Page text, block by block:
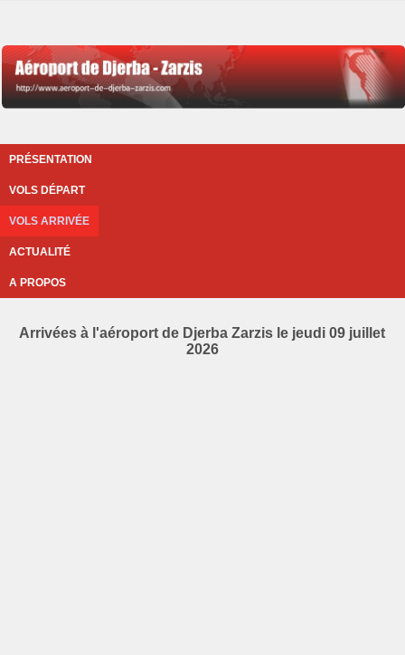
PRÉSENTATION
VOLS DÉPART
VOLS ARRIVÉE
ACTUALITÉ
A PROPOS
Arrivées à l'aéroport de Djerba Zarzis le jeudi 09 juillet
2026